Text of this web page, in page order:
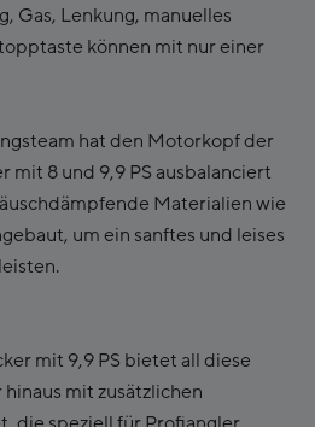
Gas, Lenkung, manuelles
können mit nur einer
hat den Motorkopf der
mit 8 und 9,9 PS ausbalanciert
Materialien wie
um ein sanftes und leises
mit 9,9 PS bietet all diese
mit zusätzlichen